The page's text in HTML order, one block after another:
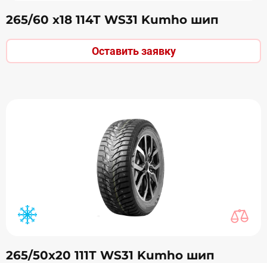
265/60 х18 114Т WS31 Kumho шип
Оставить заявку
265/50х20 111Т WS31 Kumho шип